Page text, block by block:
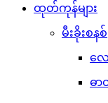
ထုတ်ကုန်များ
မီးခိုးစနစ်
လ
ဓာ